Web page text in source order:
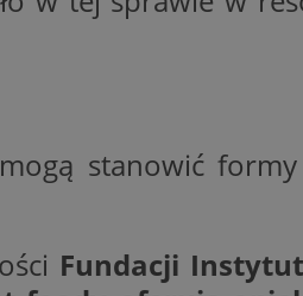
stanowić
Fundacji
internetowej,
na pliki cookie.
gościa na